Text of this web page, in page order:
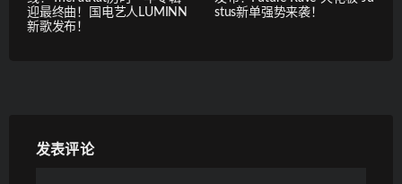
迎最终曲！国电艺人LUMINN
新歌发布！
stus新单强势来袭！
发表评论